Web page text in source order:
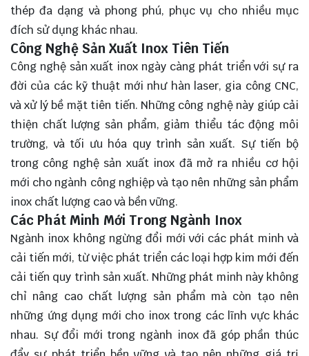
thép đa dạng và phong phú, phục vụ cho nhiều mục
đích sử dụng khác nhau.
Công Nghệ Sản Xuất Inox Tiên Tiến
Công nghệ sản xuất inox ngày càng phát triển với sự ra
đời của các kỹ thuật mới như hàn laser, gia công CNC,
và xử lý bề mặt tiên tiến. Những công nghệ này giúp cải
thiện chất lượng sản phẩm, giảm thiểu tác động môi
trường, và tối ưu hóa quy trình sản xuất. Sự tiến bộ
trong công nghệ sản xuất inox đã mở ra nhiều cơ hội
mới cho ngành công nghiệp và tạo nên những sản phẩm
inox chất lượng cao và bền vững.
Các Phát Minh Mới Trong Ngành Inox
Ngành inox không ngừng đổi mới với các phát minh và
cải tiến mới, từ việc phát triển các loại hợp kim mới đến
cải tiến quy trình sản xuất. Những phát minh này không
chỉ nâng cao chất lượng sản phẩm mà còn tạo nên
những ứng dụng mới cho inox trong các lĩnh vực khác
nhau. Sự đổi mới trong ngành inox đã góp phần thúc